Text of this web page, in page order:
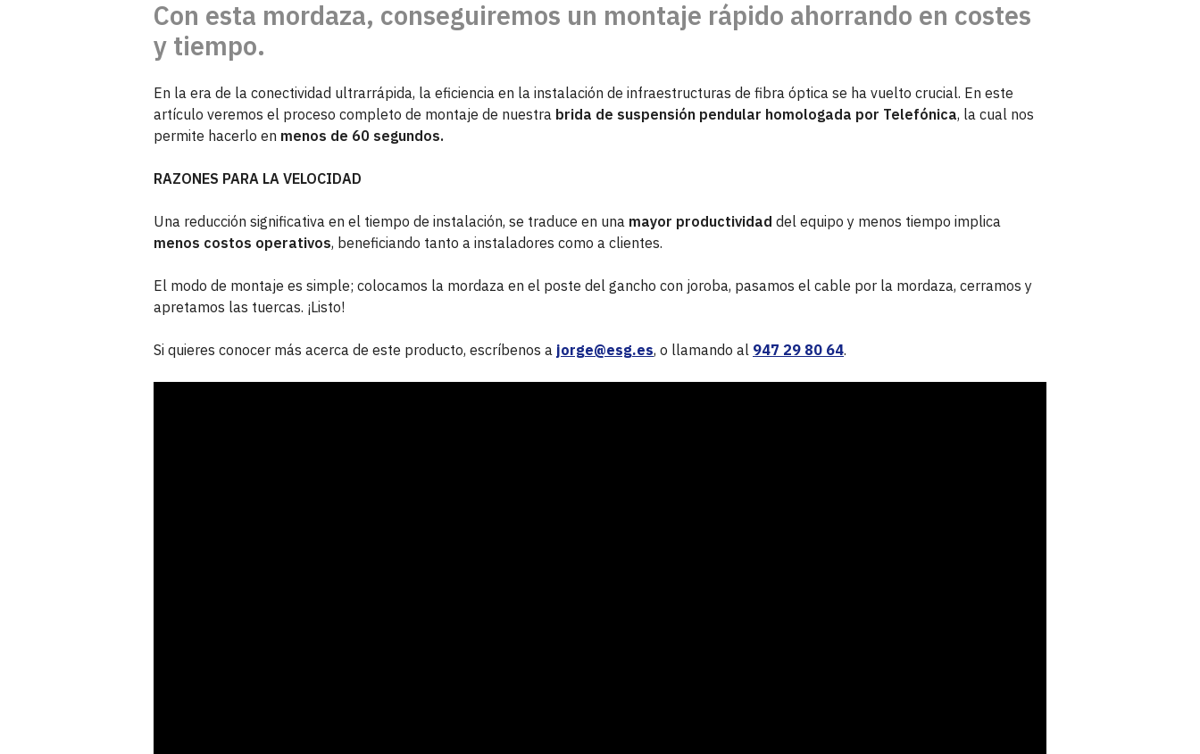
Con esta mordaza, conseguiremos un montaje rápido ahorrando en costes
y tiempo.
En la era de la conectividad ultrarrápida, la eficiencia en la instalación de infraestructuras de fibra óptica se ha vuelto crucial. En este
artículo veremos el proceso completo de montaje de nuestra brida de suspensión pendular homologada por Telefónica, la cual nos
permite hacerlo en menos de 60 segundos.
RAZONES PARA LA VELOCIDAD
Una reducción significativa en el tiempo de instalación, se traduce en una mayor productividad del equipo y menos tiempo implica
menos costos operativos, beneficiando tanto a instaladores como a clientes.
El modo de montaje es simple; colocamos la mordaza en el poste del gancho con joroba, pasamos el cable por la mordaza, cerramos y
apretamos las tuercas. ¡Listo!
Si quieres conocer más acerca de este producto, escríbenos a jorge@esg.es, o llamando al 947 29 80 64.